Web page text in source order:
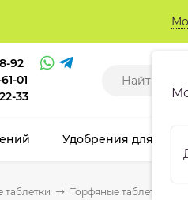
92
01
33
Удобрения для
таблетки Торфяные таблетки